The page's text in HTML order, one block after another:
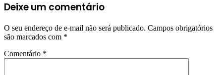
Deixe um comentário
O seu endereço de e-mail não será publicado. Campos obrigatórios
são marcados com *
Comentário *